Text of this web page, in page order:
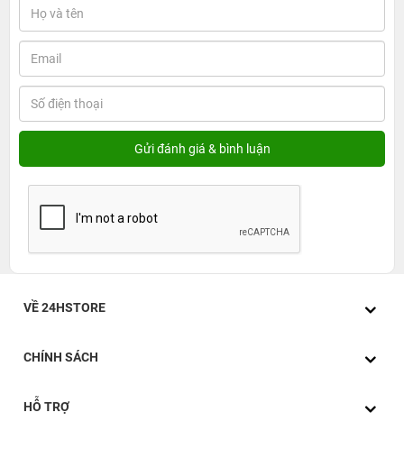
VỀ 24HSTORE
CHÍNH SÁCH
HỖ TRỢ